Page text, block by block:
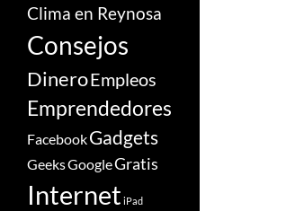
Clima en Reynosa
Consejos
DineroEmpleos
Emprendedores
FacebookGadgets
GeeksGoogleGratis
Internet iPad